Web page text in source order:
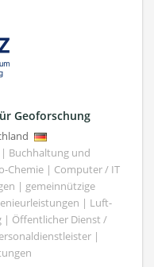
Geoforschung
Buchhaltung und
Chemie | Computer / IT
| gemeinnützige
| Luft-
| Öffentlicher Dienst /
|